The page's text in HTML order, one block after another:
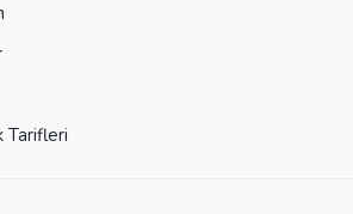
Tarifleri